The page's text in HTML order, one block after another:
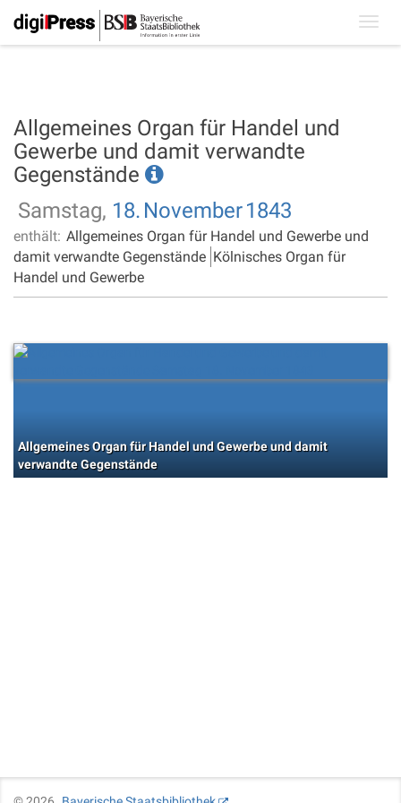
Allgemeines Organ für Handel und
Gewerbe und damit verwandte
Gegenstände
Samstag, 18. November1843
enthält: Allgemeines Organ für Handel und Gewerbe und
damit verwandte Gegenstände Kölnisches Organ für
Handel und Gewerbe
Allgemeines Organ für Handel und Gewerbe und damit
verwandte Gegenstände